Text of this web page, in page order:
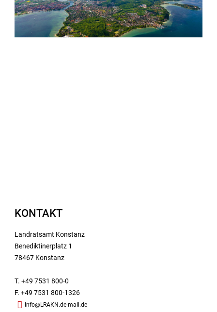
KONTAKT
Landratsamt Konstanz
Benediktinerplatz 1
78467 Konstanz
T. +49 7531 800-0
F. +49 7531 800-1326
Info@LRAKN.de-mail.de